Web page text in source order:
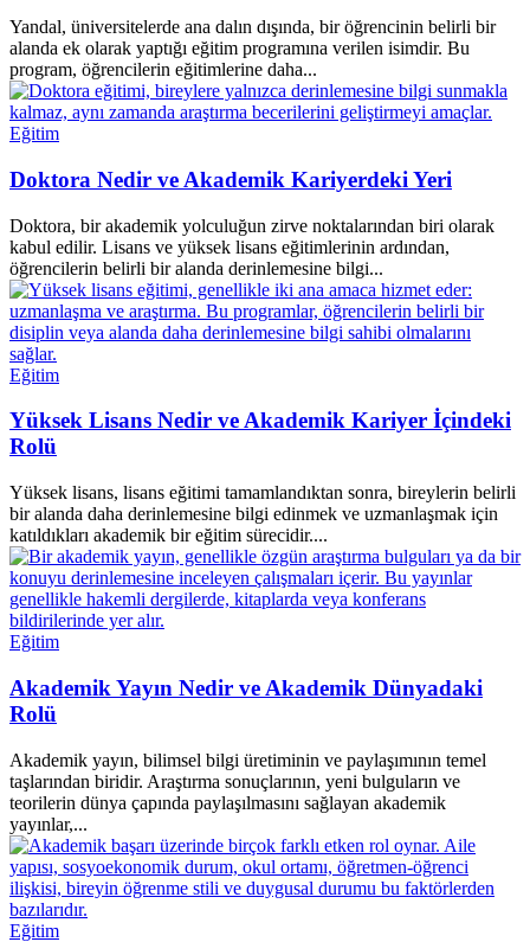
Yandal, üniversitelerde ana dalın dışında, bir öğrencinin belirli bir
alanda ek olarak yaptığı eğitim programına verilen isimdir. Bu
program, öğrencilerin eğitimlerine daha...
Eğitim
Doktora Nedir ve Akademik Kariyerdeki Yeri
Doktora, bir akademik yolculuğun zirve noktalarından biri olarak
kabul edilir. Lisans ve yüksek lisans eğitimlerinin ardından,
öğrencilerin belirli bir alanda derinlemesine bilgi...
Eğitim
Yüksek Lisans Nedir ve Akademik Kariyer İçindeki
Rolü
Yüksek lisans, lisans eğitimi tamamlandıktan sonra, bireylerin belirli
bir alanda daha derinlemesine bilgi edinmek ve uzmanlaşmak için
katıldıkları akademik bir eğitim sürecidir....
Eğitim
Akademik Yayın Nedir ve Akademik Dünyadaki
Rolü
Akademik yayın, bilimsel bilgi üretiminin ve paylaşımının temel
taşlarından biridir. Araştırma sonuçlarının, yeni bulguların ve
teorilerin dünya çapında paylaşılmasını sağlayan akademik
yayınlar,...
Eğitim